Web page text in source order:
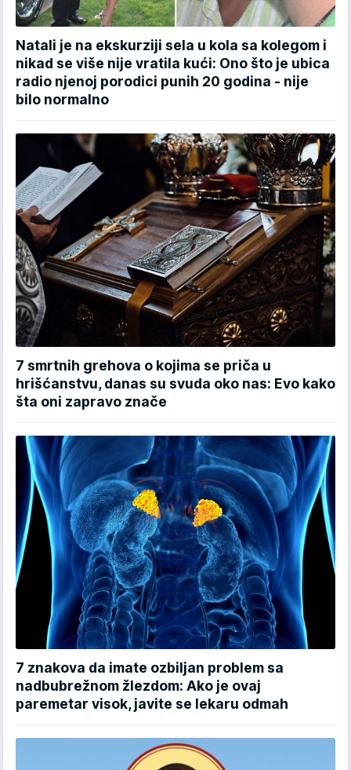
Natali je na ekskurziji sela u kola sa kolegom i
nikad se više nije vratila kući: Ono što je ubica
radio njenoj porodici punih 20 godina - nije
bilo normalno
7 smrtnih grehova o kojima se priča u
hrišćanstvu, danas su svuda oko nas: Evo kako
šta oni zapravo znače
7 znakova da imate ozbiljan problem sa
nadbubrežnom žlezdom: Ako je ovaj
paremetar visok, javite se lekaru odmah